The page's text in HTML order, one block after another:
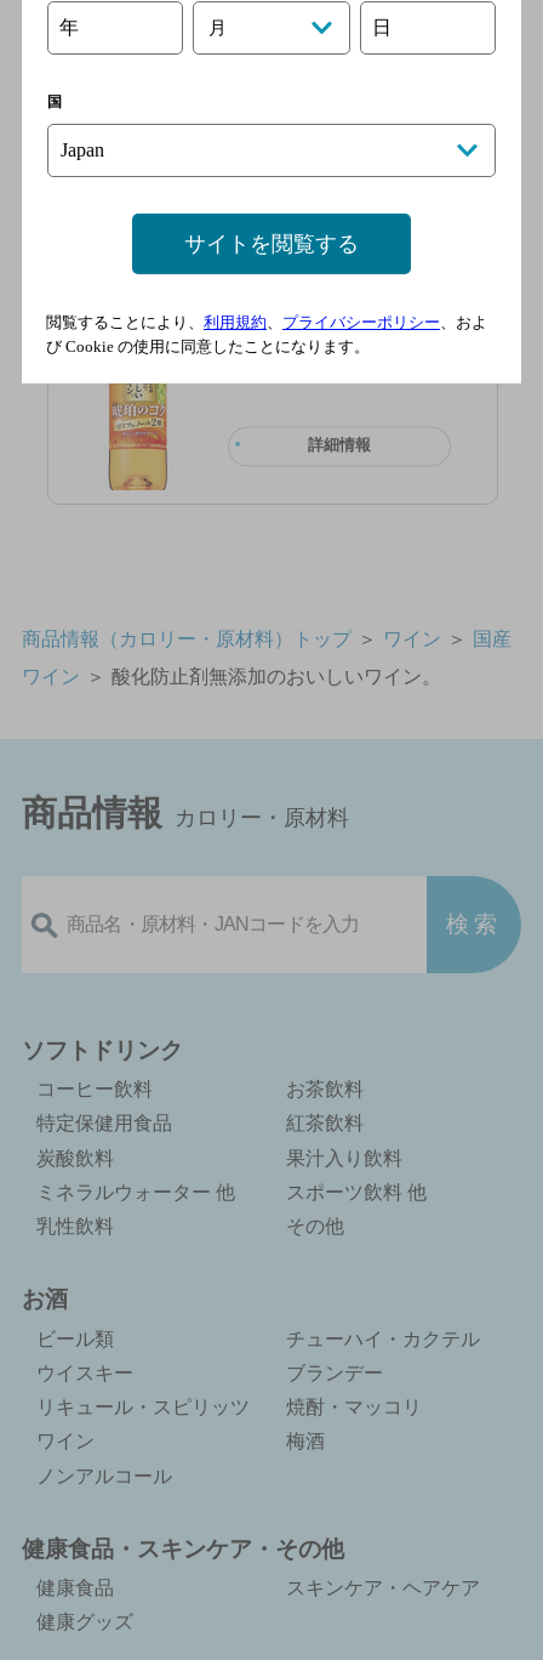
いワイン。〈黒ぶどうポリ
酸化防止剤無添加のおいし
詳細情報
商品情報（カロリー・原材料）トップ ＞ ワイン ＞
国産
ワイン ＞ 酸化防止剤無添加のおいしいワイン。
商品情報 カロリー・原材料
ソフトドリンク
コーヒー飲料
お茶飲料
特定保健用食品
紅茶飲料
炭酸飲料
果汁入り飲料
ミネラルウォーター 他
スポーツ飲料 他
乳性飲料
その他
お酒
ビール類
チューハイ・カクテル
ウイスキー
ブランデー
リキュール・スピリッツ
焼酎・マッコリ
ワイン
梅酒
ノンアルコール
健康食品・スキンケア・その他
健康食品
スキンケア・ヘアケア
健康グッズ
年 月 日
国
サイトを閲覧する
閲覧することにより、 利用規約 プライバシーポリシー 、およ
び Cookie の使用に同意したことになります。